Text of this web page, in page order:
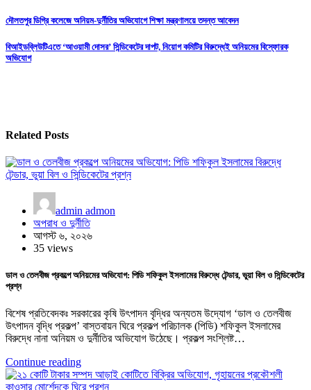
Post
navigation
দৌলতপুর ডিগ্রি কলেজে অনিয়ম-দুর্নীতির অভিযোগে শিক্ষা মন্ত্রণালয়ে তদন্ত আবেদন
বিআইডব্লিউটিএতে ‘আওয়ামী দোসর’ সিন্ডিকেটের দাপট, নিয়োগ কমিটির বিরুদ্ধেই অনিয়মের বিস্ফোরক
অভিযোগ
Related Posts
admin admon
অপরাধ ও দুর্নীতি
আগস্ট ৬, ২০২৬
35 views
ডাল ও তেলবীজ প্রকল্পে অনিয়মের অভিযোগ: পিডি শফিকুল ইসলামের বিরুদ্ধে টেন্ডার, ভুয়া বিল ও সিন্ডিকেটের
প্রশ্ন
বিশেষ প্রতিবেদকঃ সরকারের কৃষি উৎপাদন বৃদ্ধির অন্যতম উদ্যোগ ‘ডাল ও তেলবীজ
উৎপাদন বৃদ্ধি প্রকল্প’ বাস্তবায়ন ঘিরে প্রকল্প পরিচালক (পিডি) শফিকুল ইসলামের
বিরুদ্ধে নানা অনিয়ম ও দুর্নীতির অভিযোগ উঠেছে। প্রকল্প সংশ্লিষ্ট…
Continue reading